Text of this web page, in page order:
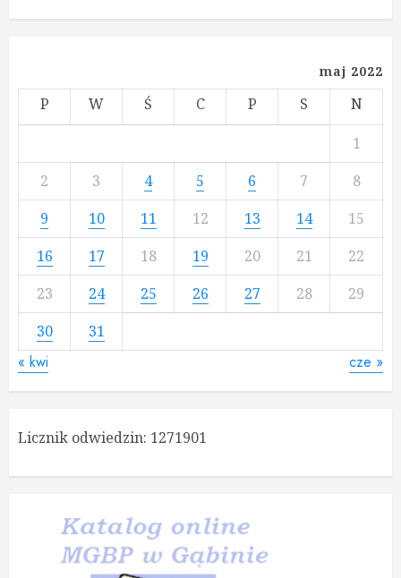
maj 2022
P W Ś C P S
N
1
2
3 4 5 6 7
8
9
10 11 12 13 14
15
16
17 18 19 20 21
22
23
24 25 26 27 28
29
30
31
« kwi cze »
Licznik odwiedzin: 1271901